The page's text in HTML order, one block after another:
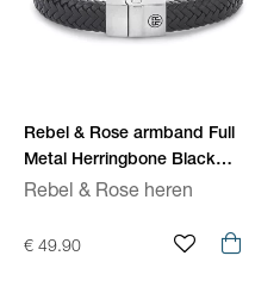
Rebel & Rose armband Full
Metal Herringbone Black
Matt RR-M0019-S
Rebel & Rose heren
€ 49.90